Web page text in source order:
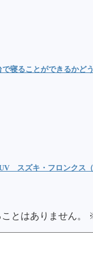
寝ることができるかど
スズキ・フロンクス
とはありません。